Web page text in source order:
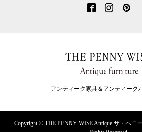
アンティーク家具＆アンティーク
Copyright ©THE PENNY WISE Antique ザ・ペニ